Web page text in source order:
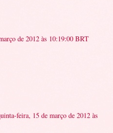
de 2012 às 10:19:00 BRT
feira, 15 de março de 2012 às